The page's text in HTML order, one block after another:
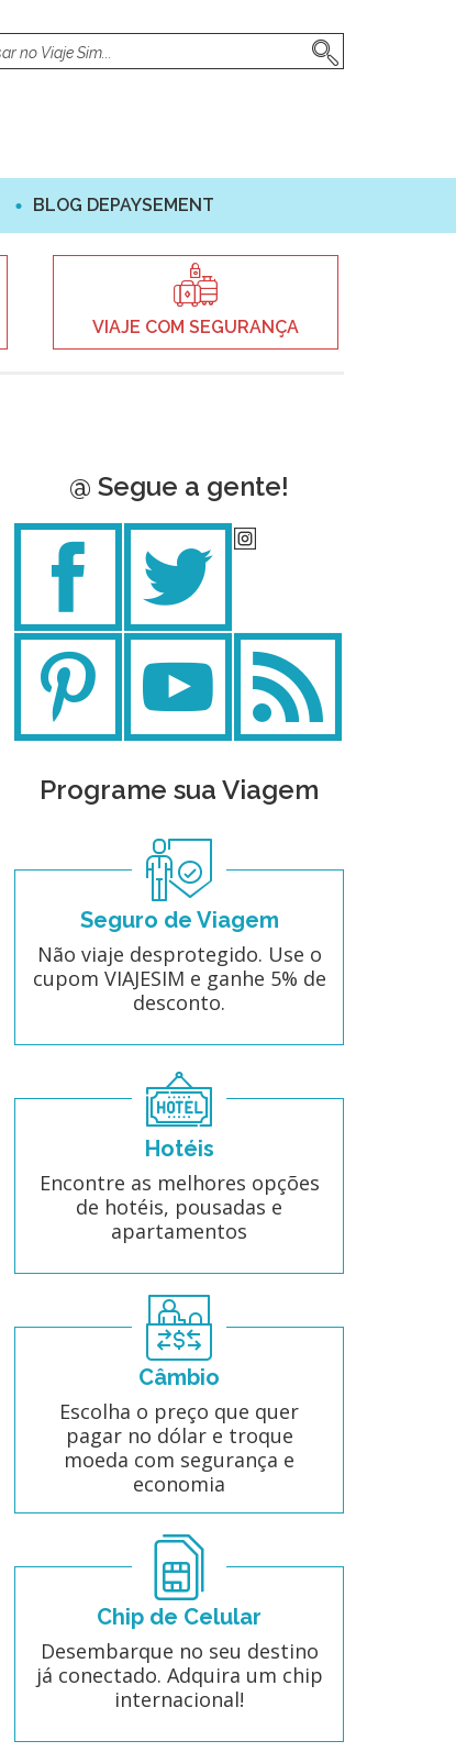
BLOG DEPAYSEMENT
VIAJE COM SEGURANÇA
@ Segue a gente!
Programe sua Viagem
Seguro de Viagem
Não viaje desprotegido. Use o
cupom VIAJESIM e ganhe 5% de
desconto.
Hotéis
Encontre as melhores opções
de hotéis, pousadas e
apartamentos
Câmbio
Escolha o preço que quer
pagar no dólar e troque
moeda com segurança e
economia
Chip de Celular
Desembarque no seu destino
já conectado. Adquira um chip
internacional!